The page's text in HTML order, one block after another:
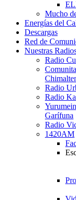
Mucho
Energías del
Descargas
Red de
Nuestras
Radio
Radio
Radio
Garífuna
Radio
1420AM